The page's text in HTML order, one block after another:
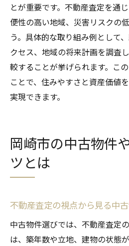
とが重要です。不動産査定を通
便性の高い地域、災害リスクの
う。具体的な取り組み例として
クセス、地域の将来計画を調査
較することが挙げられます。こ
ことで、住みやすさと資産価値
実現できます。
岡崎市の中古物件
ツとは
不動産査定の視点から見る中
中古物件選びでは、不動産査定
は、築年数や立地、建物の状態